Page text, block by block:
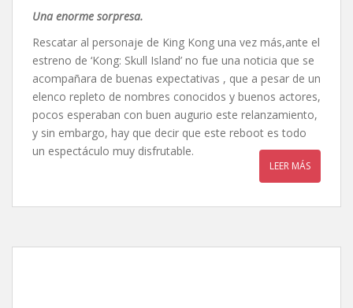
Una enorme sorpresa.
Rescatar al personaje de King Kong una vez más,ante el
estreno de ‘Kong: Skull Island’ no fue una noticia que se
acompañara de buenas expectativas , que a pesar de un
elenco repleto de nombres conocidos y buenos actores,
pocos esperaban con buen augurio este relanzamiento,
y sin embargo, hay que decir que este reboot es todo
un espectáculo muy disfrutable.
LEER MÁS